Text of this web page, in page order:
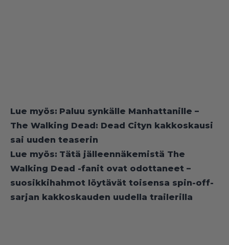
Lue myös: Paluu synkälle Manhattanille –
The Walking Dead: Dead Cityn kakkoskausi
sai uuden teaserin
Lue myös: Tätä jälleennäkemistä The
Walking Dead -fanit ovat odottaneet –
suosikkihahmot löytävät toisensa spin-off-
sarjan kakkoskauden uudella trailerilla